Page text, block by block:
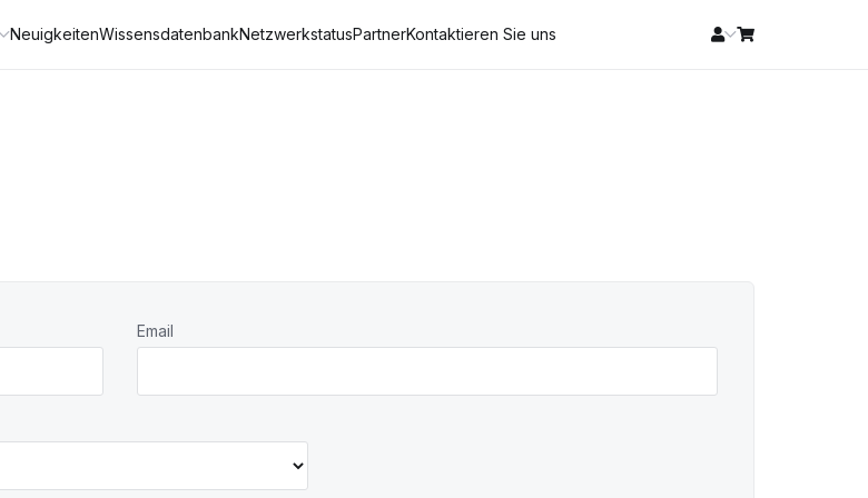
NeuigkeitenWissensdatenbankNetzwerkstatusPartnerKontaktieren Sie uns
Email